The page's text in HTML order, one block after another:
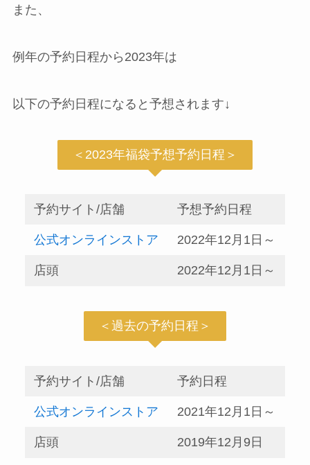
また、
例年の予約日程から2023年は
以下の予約日程になると予想されます↓
＜2023年福袋予想予約日程＞
予約サイト/店舗 予想予約日程
公式オンラインストア 2022年12月1日～
店頭 2022年12月1日～
＜過去の予約日程＞
予約サイト/店舗 予約日程
公式オンラインストア 2021年12月1日～
店頭 2019年12月9日